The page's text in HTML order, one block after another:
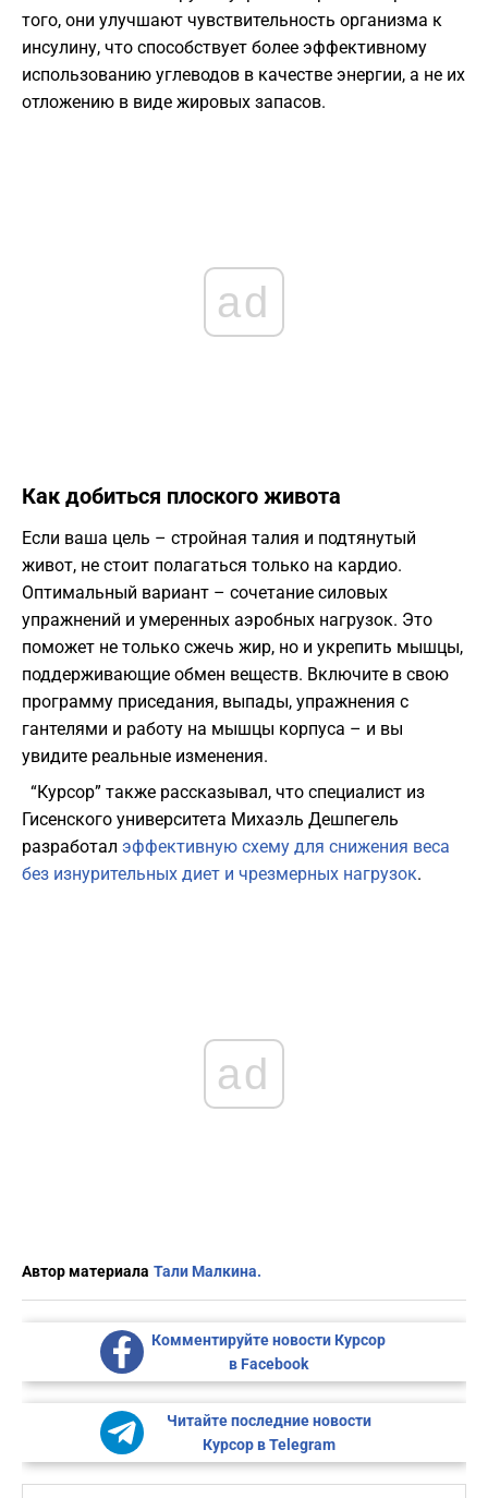
того, они улучшают чувствительность организма к
инсулину, что способствует более эффективному
использованию углеводов в качестве энергии, а не их
отложению в виде жировых запасов.
ad
Как добиться плоского живота
Если ваша цель – стройная талия и подтянутый
живот, не стоит полагаться только на кардио.
Оптимальный вариант – сочетание силовых
упражнений и умеренных аэробных нагрузок. Это
поможет не только сжечь жир, но и укрепить мышцы,
поддерживающие обмен веществ. Включите в свою
программу приседания, выпады, упражнения с
гантелями и работу на мышцы корпуса – и вы
увидите реальные изменения.
“Курсор” также рассказывал, что специалист из
Гисенского университета Михаэль Дешпегель
разработал эффективную схему для снижения веса
без изнурительных диет и чрезмерных нагрузок.
ad
Автор материала Тали Малкина.
Комментируйте новости Курсор
в Facebook
Читайте последние новости
Курсор в Telegram